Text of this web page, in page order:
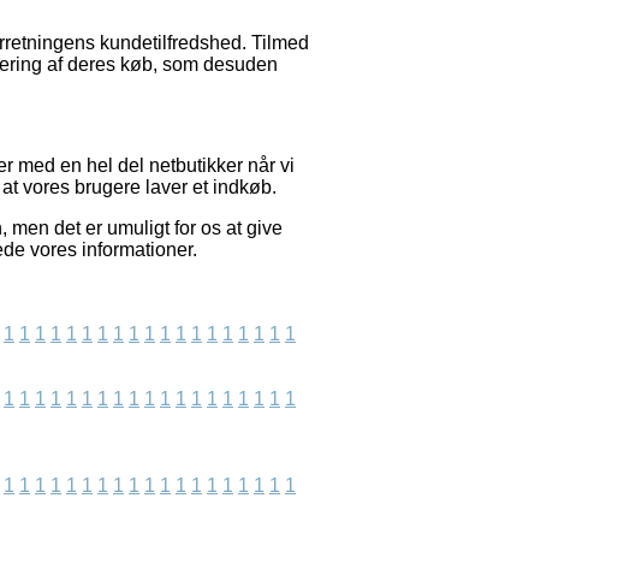
kundetilfredshed. Tilmed
af deres køb, som desuden
med en hel del netbutikker når vi
vores brugere laver et indkøb.
men det er umuligt for os at give
vores informationer.
1 1 1 1 1 1 1 1 1 1 1 1 1 1 1 1 1 1 1
1 1 1 1 1 1 1 1 1 1 1 1 1 1 1 1 1 1 1
1 1 1 1 1 1 1 1 1 1 1 1 1 1 1 1 1 1 1